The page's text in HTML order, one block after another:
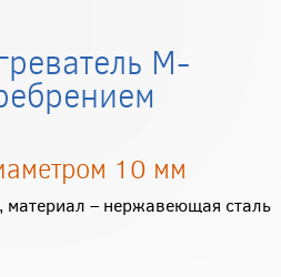
М-
10 мм
материал – нержавеющая сталь